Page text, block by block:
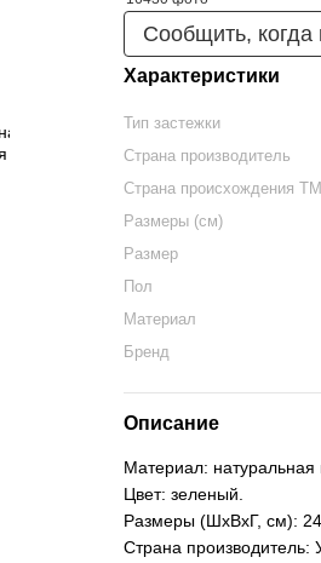
Сообщить, когда
Характеристики
Тип застежки
Страна производитель
Страна происхождения ТМ
Размеры (см)
Размер
Пол
Материал
Бренд
Описание
Материал: натуральная
Цвет: зеленый.
Размеры (ШхВхГ, см):
Страна производитель: